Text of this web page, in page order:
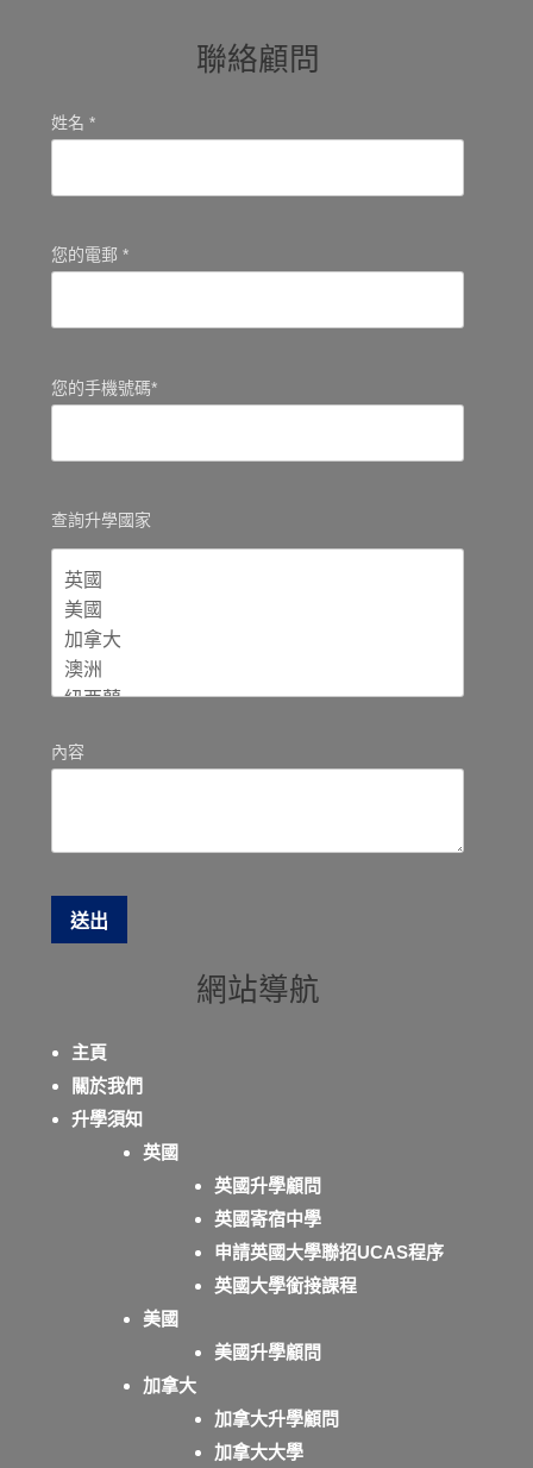
聯絡顧問
姓名 *
您的電郵 *
您的手機號碼*
查詢升學國家
內容
網站導航
主頁
關於我們
升學須知
英國
英國升學顧問
英國寄宿中學
申請英國大學聯招UCAS程序
英國大學銜接課程
美國
美國升學顧問
加拿大
加拿大升學顧問
加拿大大學